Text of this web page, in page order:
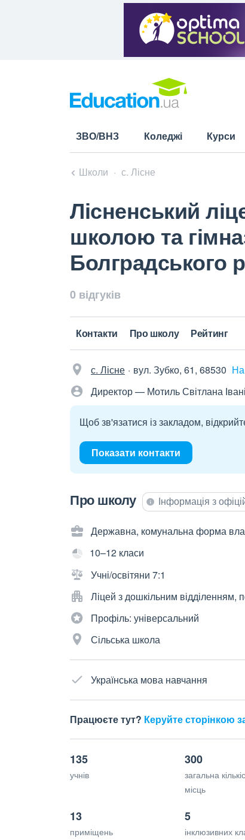
ЗВО/ВНЗ Коледжі Курси
Школи с. Лісне
Лісненський
школою та
Болградського
0 відгуків
Контакти Про школу Рейтинг
с. Лісне вул. Зубко, 61, 68530
Директор — Мотиль Світлана
Щоб зв'язатися із закладом,
Показати контакти
Про школу Інформація з
Державна, комунальна форма
10–12 класи
Учні/освітяни 7:1
Ліцей з дошкільним відділенням,
Профіль: універсальний
Сільська школа
Українська мова навчання
Працюєте тут? Керуйте сторінкою
135
учнів
300
загальна
місць
13
приміщень
5
інклюзивних